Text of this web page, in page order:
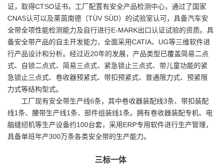
证，取得CTSO证书。工厂配置有安全产品检测中心，通过了国家
CNAS认可以及莱茵南德（TÜV SÜD）的试验室认可，具备汽车安
全带全项性能检测能力及自行进行E-MARK出口认证试验的资质。具
备安全带产品的自主开发能力，全面采用CATIA、UG等三维软件进
行产品设计和分析。经过近20年的发展，产品类型已覆盖简易二点
式、自锁二点式、简易三点式、紧急锁止三点式、带儿童功能的紧
急锁止三点式、卷收器预紧式、带扣预紧式、普通限力式、预紧限
力式等结构型式。
工厂现有安全带生产线6条，其中卷收器装配线3条、带扣装配
线1条、腰带生产线1条、部件组装线1条。拥有卷收器装配专机、电
脑缝纫机等生产设备约100台套，采用ERP专用软件进行生产管理，
具备单班年产300万条各类安全带的生产能力。
三标一体